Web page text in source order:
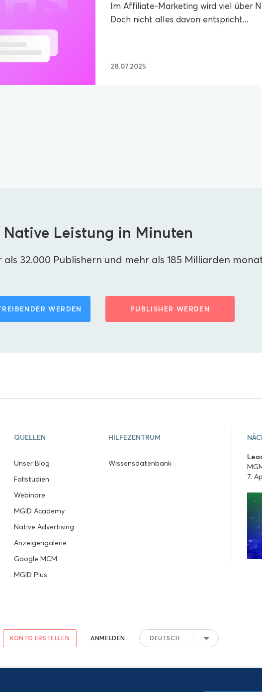
Im Affiliate-Marketing wird viel über
Doch nicht alles davon entspricht...
28.07.2025
Native Leistung in Minuten
32.000 Publishern und mehr als 185 Milliarden
WERDEN PUBLISHER WERDEN
QUELLEN
Unser Blog
Fallstudien
Webinare
MGID Academy
Native Advertising
Anzeigengalerie
Google MCM
MGID Plus
HILFEZENTRUM
Wissensdatenbank
7.
KONTO ERSTELLEN ANMELDEN DEUTSCH